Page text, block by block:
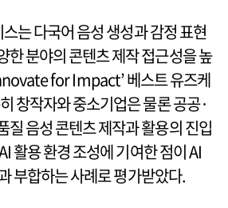
는 다국어 음성 생성과 감정 표현
한 분야의 콘텐츠 제작 접근성을 높
for Impact’ 베스트 유즈케
창작자와 중소기업은 물론 공공·
질 음성 콘텐츠 제작과 활용의 진입
활용 환경 조성에 기여한 점이 AI
부합하는 사례로 평가받았다.